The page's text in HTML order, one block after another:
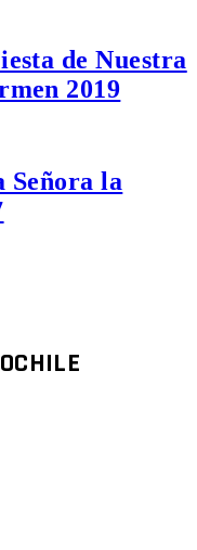
de Nuestra
2019
Señora la